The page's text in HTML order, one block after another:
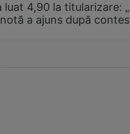
4,90 la titularizare:
a ajuns după